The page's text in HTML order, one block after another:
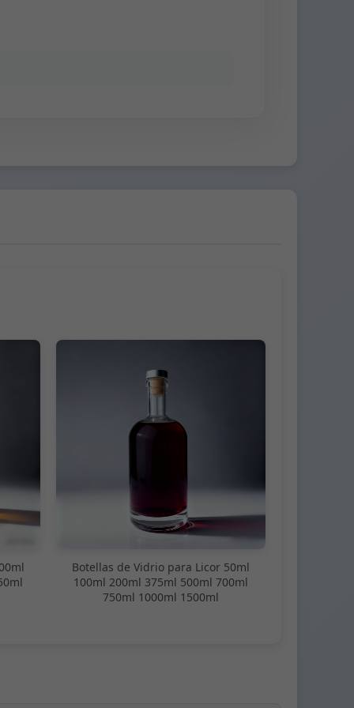
Botellas de Vidrio para Licor 50ml
100ml 200ml 375ml 500ml 700ml
750ml 1000ml 1500ml